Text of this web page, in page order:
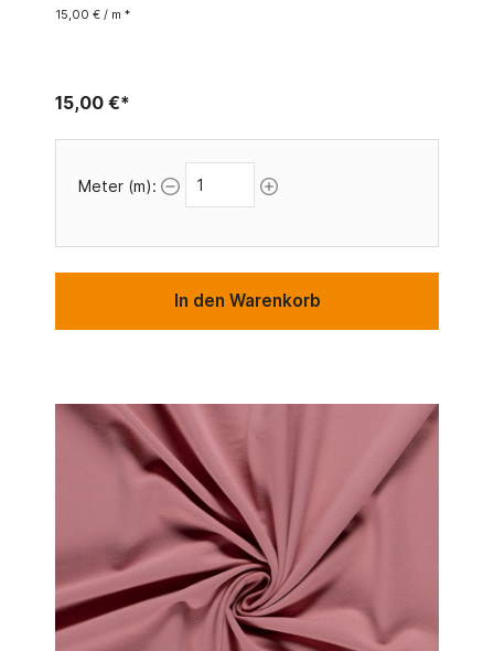
15,00 € / m *
15,00 €*
Meter (m):
In den Warenkorb